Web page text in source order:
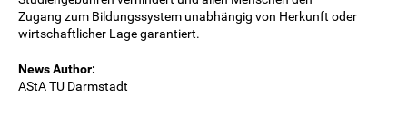
Zugang zum Bildungssystem unabhängig von Herkunft oder
wirtschaftlicher Lage garantiert.
News Author:
AStA TU Darmstadt